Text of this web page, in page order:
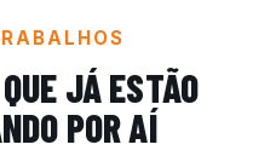
JÁ ESTÃO
POR AÍ